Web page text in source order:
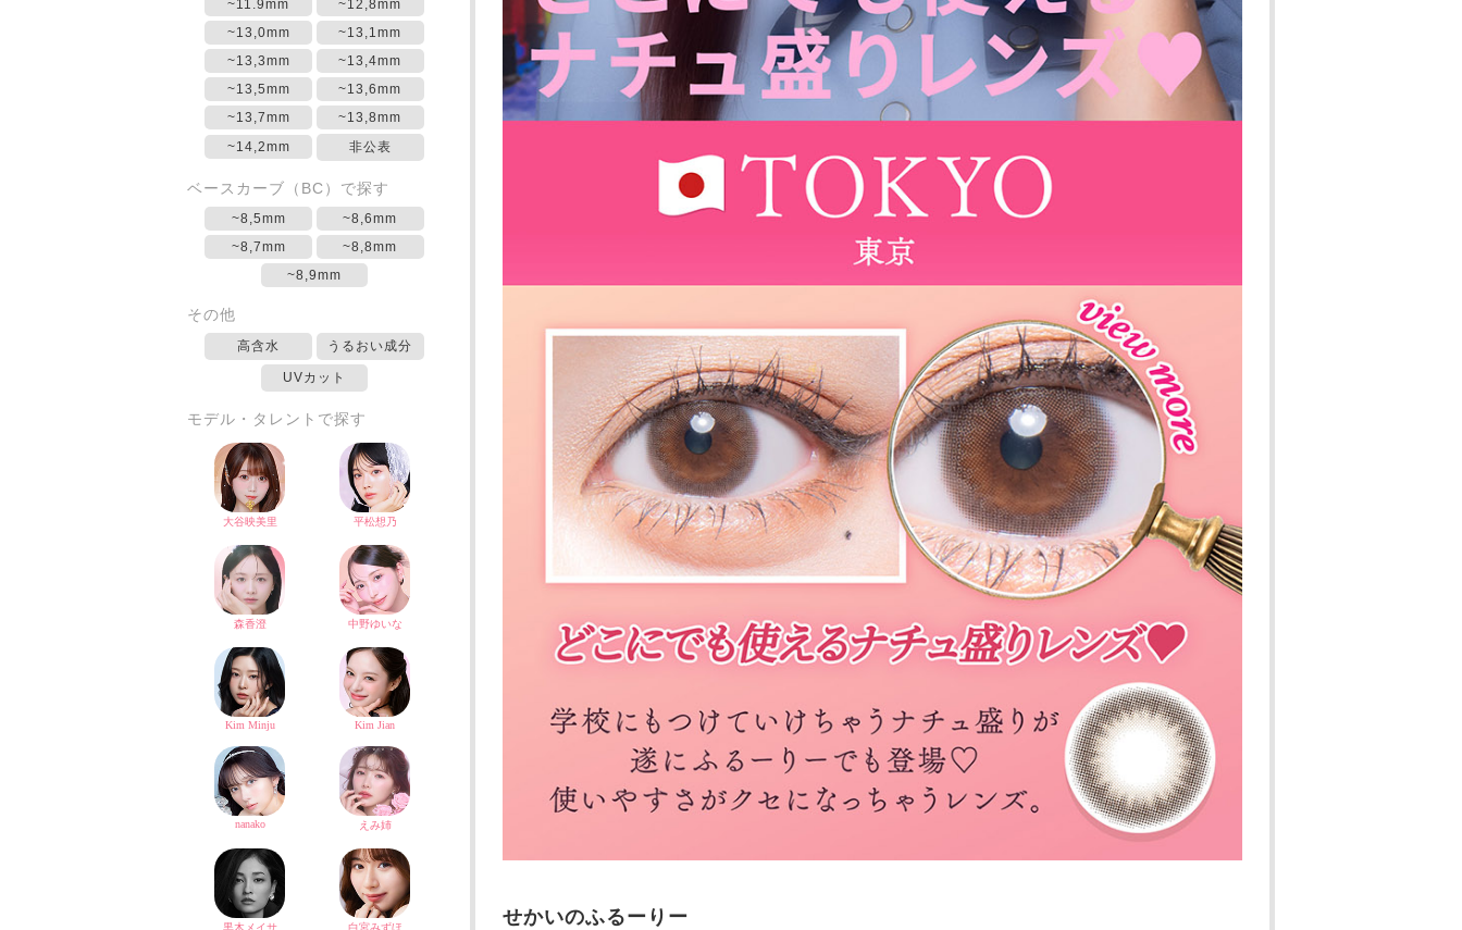
~11.9mm
~12,8mm
~13,0mm
~13,1mm
~13,3mm
~13,4mm
~13,5mm
~13,6mm
~13,7mm
~13,8mm
~14,2mm
非公表
ベースカーブ（BC）で探す
~8,5mm
~8,6mm
~8,7mm
~8,8mm
~8,9mm
その他
高含水 うるおい成分
UVカット
モデル・タレントで探す
せかいのふるーりー